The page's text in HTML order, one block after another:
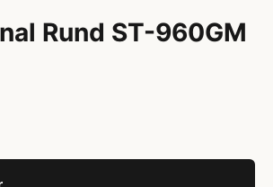
Rund ST-960GM